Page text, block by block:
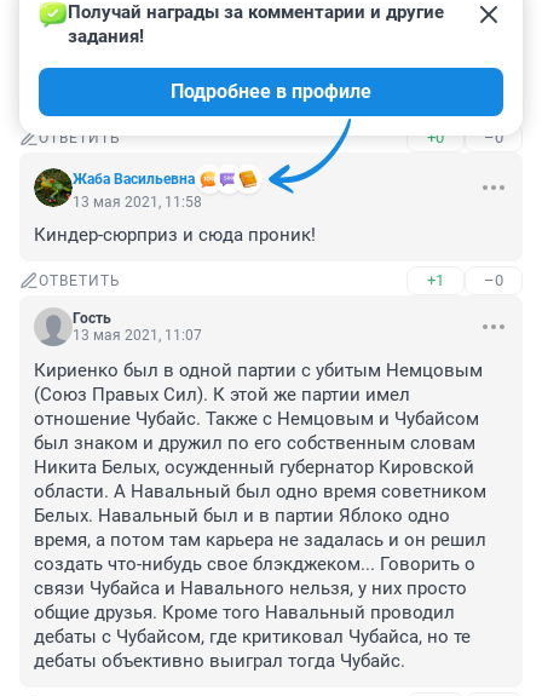
Автор статьи забыл добавить, что Кириенко(ранее
носил фамилию Израитель) является героем РФ, а
также главным политтехнологом и идеологом
ОТВЕТИТЬ +0 –0
Жаба Васильевна
Получай награды за комментарии и другие
задания!
Подробнее в профиле
13 мая 2021, 11:58
Киндер-сюрприз и сюда проник!
ОТВЕТИТЬ +1 –0
Гость
13 мая 2021, 11:07
Кириенко был в одной партии с убитым Немцовым
(Союз Правых Сил). К этой же партии имел
отношение Чубайс. Также с Немцовым и Чубайсом
был знаком и дружил по его собственным словам
Никита Белых, осужденный губернатор Кировской
области. А Навальный был одно время советником
Белых. Навальный был и в партии Яблоко одно
время, а потом там карьера не задалась и он решил
создать что-нибудь свое блэкджеком... Говорить о
связи Чубайса и Навального нельзя, у них просто
общие друзья. Кроме того Навальный проводил
дебаты с Чубайсом, где критиковал Чубайса, но те
дебаты объективно выиграл тогда Чубайс.